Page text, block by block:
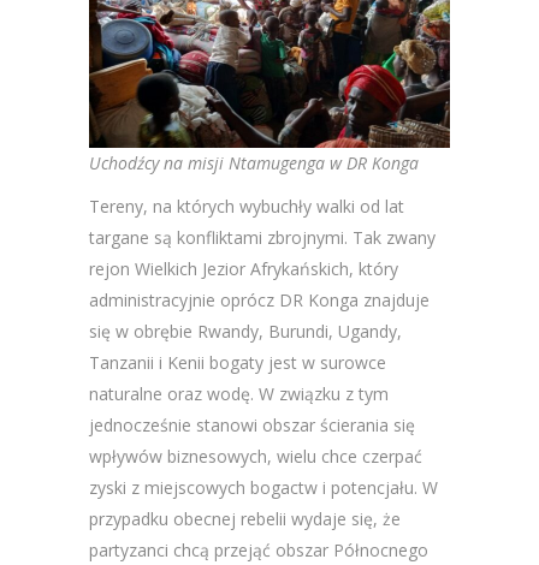
Uchodźcy na misji Ntamugenga w DR Konga
Tereny, na których wybuchły walki od lat
targane są konfliktami zbrojnymi. Tak zwany
rejon Wielkich Jezior Afrykańskich, który
administracyjnie oprócz DR Konga znajduje
się w obrębie Rwandy, Burundi, Ugandy,
Tanzanii i Kenii bogaty jest w surowce
naturalne oraz wodę. W związku z tym
jednocześnie stanowi obszar ścierania się
wpływów biznesowych, wielu chce czerpać
zyski z miejscowych bogactw i potencjału. W
przypadku obecnej rebelii wydaje się, że
partyzanci chcą przejąć obszar Północnego